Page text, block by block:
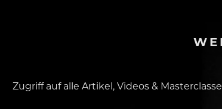
Zugriff auf alle Artikel, Videos &